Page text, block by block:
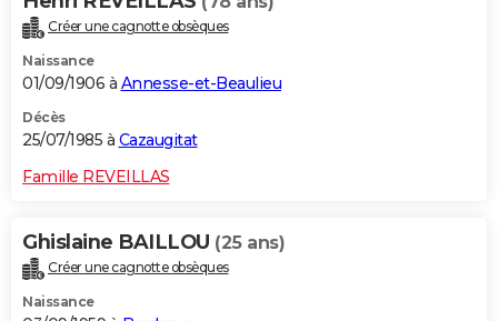
Créer une cagnotte obsèques
Naissance
01/09/1906 à Annesse-et-Beaulieu
Décès
25/07/1985 à Cazaugitat
Famille REVEILLAS
Ghislaine BAILLOU (25 ans)
Créer une cagnotte obsèques
Naissance